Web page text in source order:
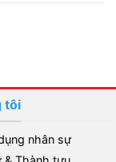
tôi
nhân sự